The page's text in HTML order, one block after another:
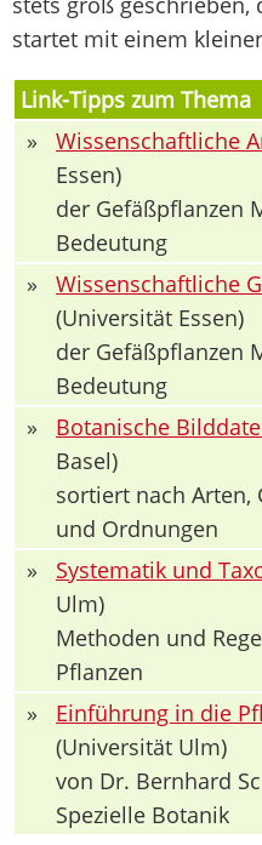
startet mit einem
Link-Tipps zum Thema
»
Wissenschaftliche
Essen)
der Gefäßpflanzen
Bedeutung
»
Wissenschaftliche
(Universität Essen)
der Gefäßpflanzen
Bedeutung
»
Botanische
Basel)
sortiert nach Arten,
und Ordnungen
»
Systematik und
Ulm)
Methoden und
Pflanzen
»
Einführung in die
(Universität Ulm)
von Dr. Bernhard
Spezielle Botanik